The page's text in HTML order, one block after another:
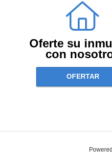
Oferte su
con
OFERTAR